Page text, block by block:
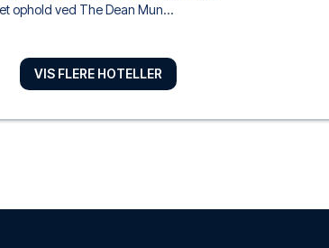
ophold ved The Dean Mun...
VIS FLERE HOTELLER